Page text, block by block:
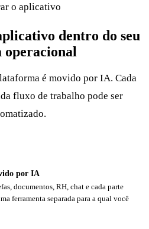
o aplicativo
dentro do seu
operacional
é movido por IA. Cada
fluxo de trabalho pode ser
por IA
documentos, RH, chat e cada parte
ferramenta separada para a qual você